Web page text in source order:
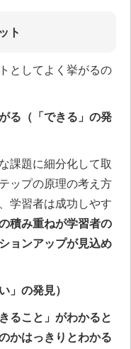
ト
としてよく挙がるの
る（「できる」の発
課題に細分化して取
ップの原理の考え方
学習者は成功しやす
積み重ねが学習者の
ョンアップが見込め
」の発見）
ること」がわかると
かはっきりとわかる